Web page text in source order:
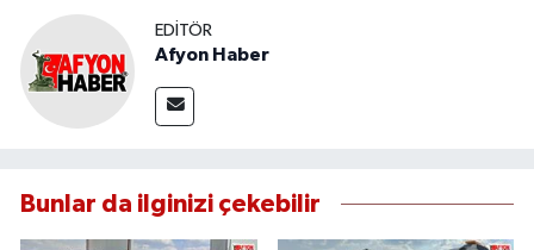
EDITÖR
Afyon Haber
Bunlar da ilginizi çekebilir